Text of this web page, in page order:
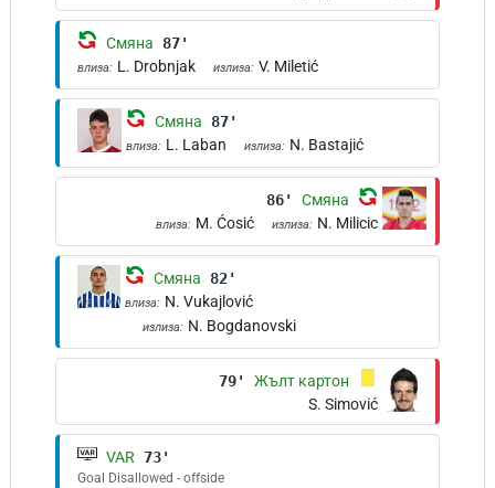
Смяна 87'
влиза: L. Drobnjak излиза: V. Miletić
Смяна 87'
влиза: L. Laban излиза: N. Bastajić
86' Смяна
влиза: M. Ćosić излиза: N. Milicic
Смяна 82'
влиза: N. Vukajlović
излиза: N. Bogdanovski
79'
Жълт картон
S. Simović
VAR 73'
Goal Disallowed - offside